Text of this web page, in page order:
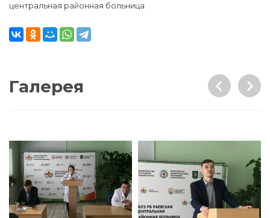
центральная районная больница
Галерея